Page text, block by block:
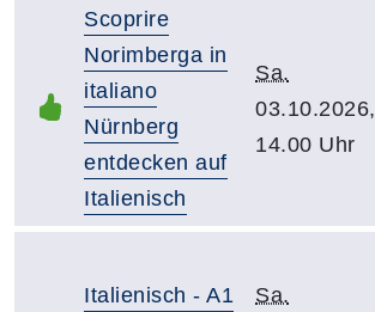
Scoprire
Norimberga in
italiano
Nürnberg
entdecken auf
Italienisch
Sa.
03.10.2026,
14.00 Uhr
Italienisch - A1
Sa.